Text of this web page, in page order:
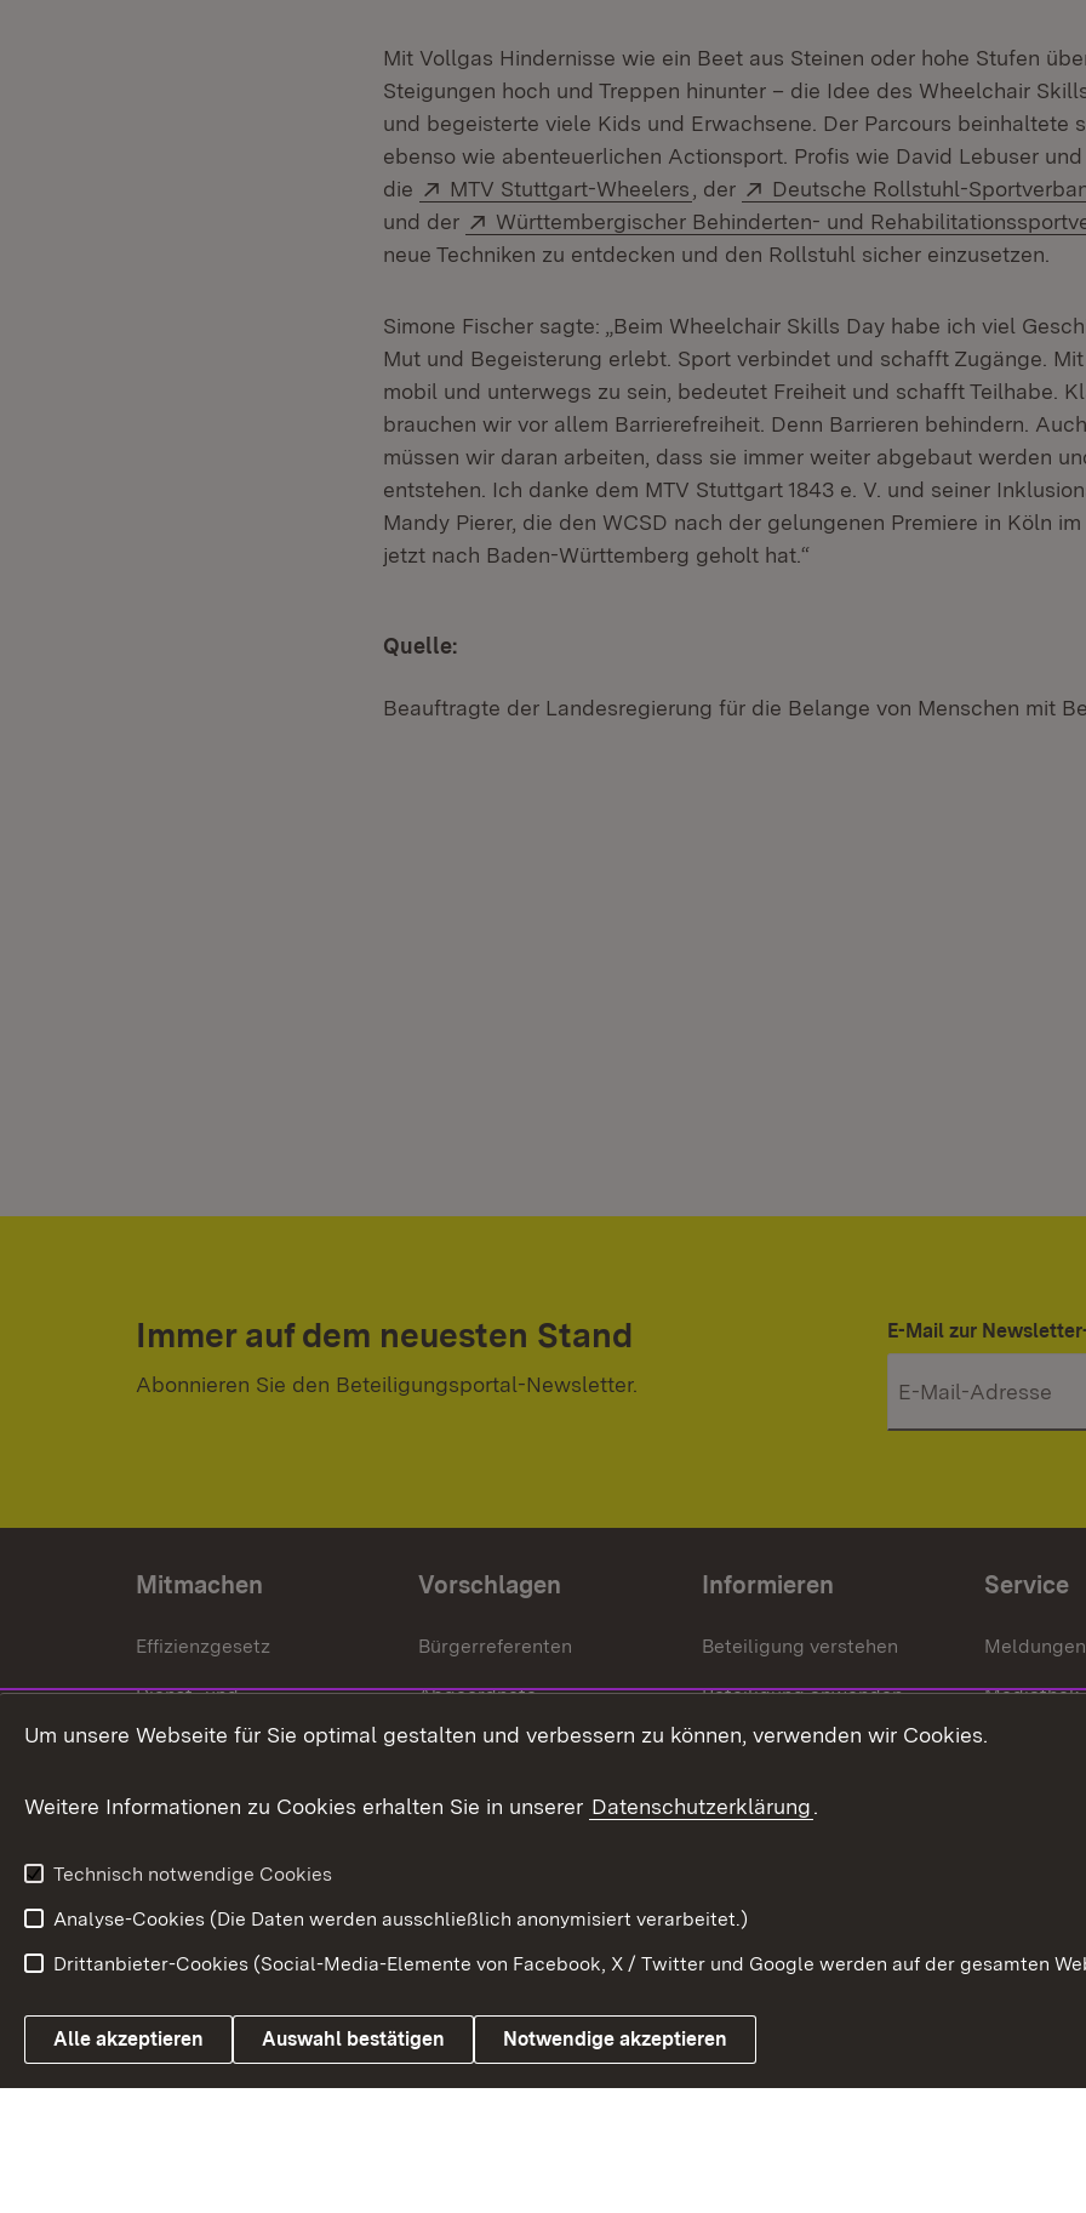
Mit Vollgas Hindernisse wie ein Beet aus Steinen oder hohe Stufen
Steigungen hoch und Treppen hinunter – die Idee des Wheelchair
und begeisterte viele Kids und Erwachsene. Der Parcours beinhaltete
ebenso wie abenteuerlichen Actionsport. Profis wie David Lebuser und
die
Extern:
MTV Stuttgart-Wheelers (Öffnet in neuem Fenster)
, der Extern:
Deutsche Rollstuhl-
und der
Extern:
Württembergischer Behinderten- und
neue Techniken zu entdecken und den Rollstuhl sicher einzusetzen.
Simone Fischer sagte: „Beim Wheelchair Skills Day habe ich viel
Mut und Begeisterung erlebt. Sport verbindet und schafft Zugänge.
mobil und unterwegs zu sein, bedeutet Freiheit und schafft Teilhabe.
brauchen wir vor allem Barrierefreiheit. Denn Barrieren behindern.
müssen wir daran arbeiten, dass sie immer weiter abgebaut werden
entstehen. Ich danke dem MTV Stuttgart 1843 e. V. und seiner
Mandy Pierer, die den WCSD nach der gelungenen Premiere in Köln
jetzt nach Baden-Württemberg geholt hat.“
Quelle:
Beauftragte der Landesregierung für die Belange von Menschen mit
Immer auf dem neuesten Stand
Abonnieren Sie den Beteiligungsportal-Newsletter.
E-Mail zur
Mitmachen
Effizienzgesetz
Dienst- und
Versorgungsbezüge
Weitere
Vorschlagen
Bürgerreferenten
Abgeordnete
Bürgerbeauftragte
Informieren
Beteiligung verstehen
Beteiligung anwenden
Beteiligung stärken
Service
Meldungen
Mediathek
Link zum Landesportal
Impressum Kontakt
Um unsere Webseite für Sie optimal gestalten und verbessern zu können, verwenden wir Cookies.
Weitere Informationen zu Cookies erhalten Sie in unserer Datenschutzerklärung.
Technisch notwendige Cookies
Analyse-Cookies (Die Daten werden ausschließlich anonymisiert verarbeitet.)
Drittanbieter-Cookies (Social-Media-Elemente von Facebook, X / Twitter und Google werden auf der gesamten
Alle akzeptieren Auswahl bestätigen Notwendige akzeptieren